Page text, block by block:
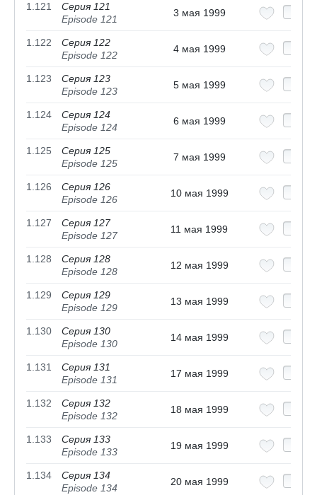
1.121
Серия 121
Episode 121
3 мая 1999
1.122
Серия 122
Episode 122
4 мая 1999
1.123
Серия 123
Episode 123
5 мая 1999
1.124
Серия 124
Episode 124
6 мая 1999
1.125
Серия 125
Episode 125
7 мая 1999
1.126
Серия 126
Episode 126
10 мая 1999
1.127
Серия 127
Episode 127
11 мая 1999
1.128
Серия 128
Episode 128
12 мая 1999
1.129
Серия 129
Episode 129
13 мая 1999
1.130
Серия 130
Episode 130
14 мая 1999
1.131
Серия 131
Episode 131
17 мая 1999
1.132
Серия 132
Episode 132
18 мая 1999
1.133
Серия 133
Episode 133
19 мая 1999
1.134
Серия 134
Episode 134
20 мая 1999